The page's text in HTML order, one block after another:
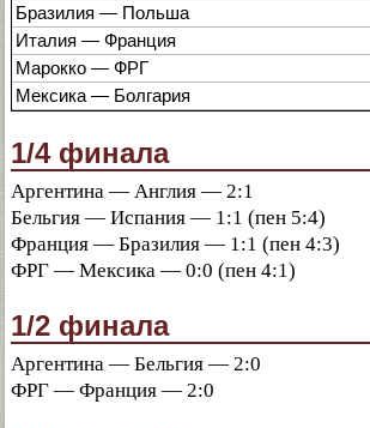
Бразилия — Польша
Италия — Франция
Марокко — ФРГ
Мексика — Болгария
1/4 финала
Аргентина — Англия — 2:1
Бельгия — Испания — 1:1 (пен 5:4)
Франция — Бразилия — 1:1 (пен 4:3)
ФРГ — Мексика — 0:0 (пен 4:1)
1/2 финала
Аргентина — Бельгия — 2:0
ФРГ — Франция — 2:0